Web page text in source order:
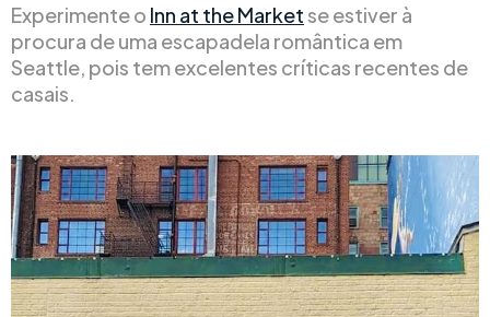
Experimente o Inn at the Marketse estiver à
procura de uma escapadela romântica em
Seattle, pois tem excelentes críticas recentes de
casais.